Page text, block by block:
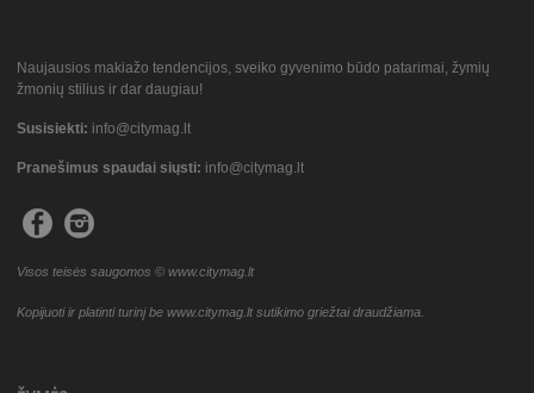
Naujausios makiažo tendencijos, sveiko gyvenimo būdo patarimai, žymių
žmonių stilius ir dar daugiau!
Susisiekti: info@citymag.lt
Pranešimus spaudai siųsti: info@citymag.lt
Visos teisės saugomos © www.citymag.lt
Kopijuoti ir platinti turinį be www.citymag.lt sutikimo griežtai draudžiama.